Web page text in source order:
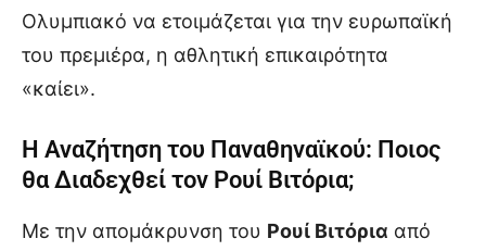
Ολυμπιακό να ετοιμάζεται για την ευρωπαϊκή
του πρεμιέρα, η αθλητική επικαιρότητα
«καίει».
Η Αναζήτηση του Παναθηναϊκού: Ποιος
θα Διαδεχθεί τον Ρουί Βιτόρια;
Με την απομάκρυνση του Ρουί Βιτόρια από